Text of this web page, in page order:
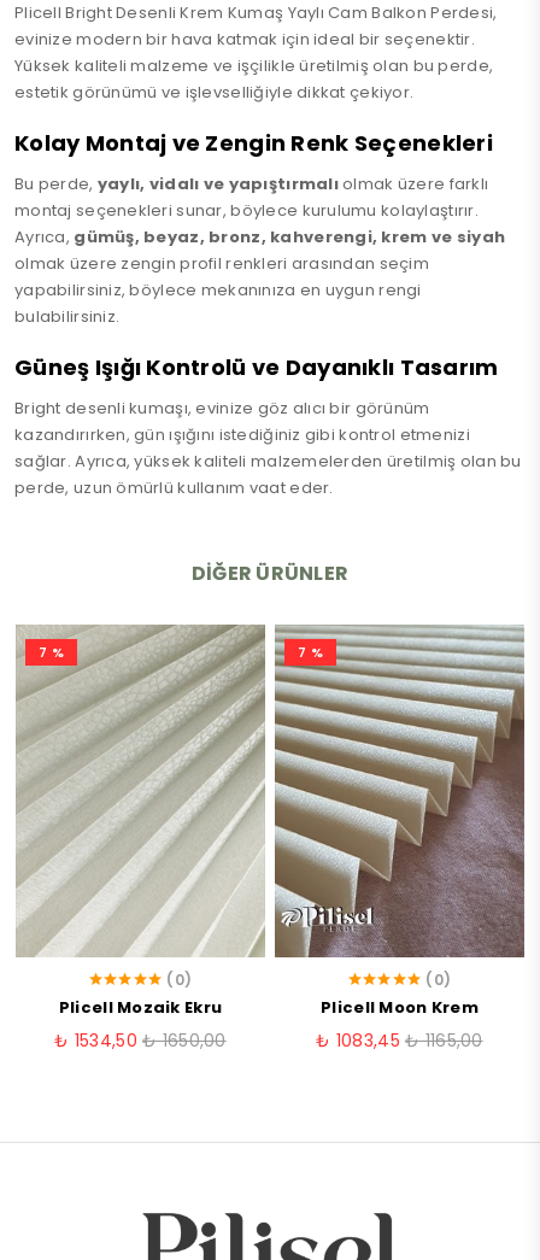
Plicell Bright Desenli Krem Kumaş Yaylı Cam Balkon Perdesi,
evinize modern bir hava katmak için ideal bir seçenektir.
Yüksek kaliteli malzeme ve işçilikle üretilmiş olan bu perde,
estetik görünümü ve işlevselliğiyle dikkat çekiyor.
Kolay Montaj ve Zengin Renk Seçenekleri
Bu perde, yaylı, vidalı ve yapıştırmalıolmak üzere farklı
montaj seçenekleri sunar, böylece kurulumu kolaylaştırır.
Ayrıca, gümüş, beyaz, bronz, kahverengi, krem ve siyah
olmak üzere zengin profil renkleri arasından seçim
yapabilirsiniz, böylece mekanınıza en uygun rengi
bulabilirsiniz.
Güneş Işığı Kontrolü ve Dayanıklı Tasarım
Bright desenli kumaşı, evinize göz alıcı bir görünüm
kazandırırken, gün ışığını istediğiniz gibi kontrol etmenizi
sağlar. Ayrıca, yüksek kaliteli malzemelerden üretilmiş olan bu
perde, uzun ömürlü kullanım vaat eder.
DIĞER ÜRÜNLER
7 %
(0)
Plicell Mozaik Ekru
₺ 1534,50 ₺ 1650,00
7 %
(0)
Plicell Moon Krem
₺ 1083,45 ₺ 1165,00